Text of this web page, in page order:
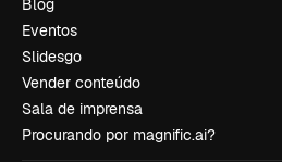
Blog
Eventos
Slidesgo
Vender conteúdo
Sala de imprensa
Procurando por magnific.ai?